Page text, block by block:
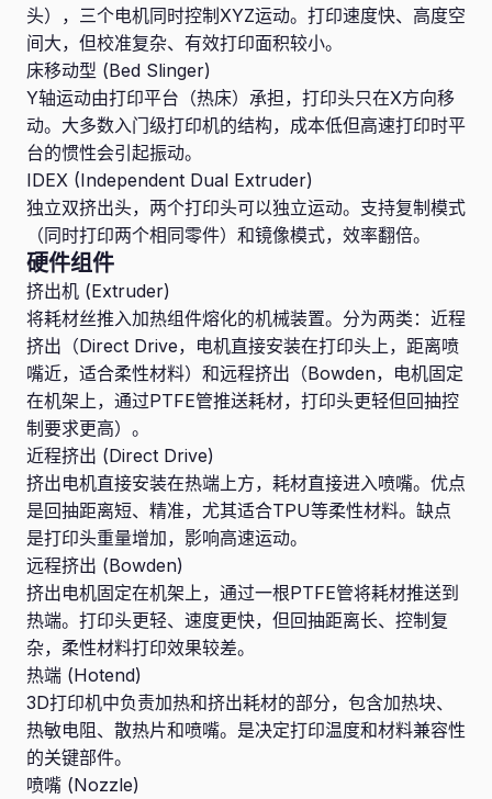
头），三个电机同时控制XYZ运动。打印速度快、高度空
间大，但校准复杂、有效打印面积较小。
床移动型 (Bed Slinger)
Y轴运动由打印平台（热床）承担，打印头只在X方向移
动。大多数入门级打印机的结构，成本低但高速打印时平
台的惯性会引起振动。
IDEX (Independent Dual Extruder)
独立双挤出头，两个打印头可以独立运动。支持复制模式
（同时打印两个相同零件）和镜像模式，效率翻倍。
硬件组件
挤出机 (Extruder)
将耗材丝推入加热组件熔化的机械装置。分为两类：近程
挤出（Direct Drive，电机直接安装在打印头上，距离喷
嘴近，适合柔性材料）和远程挤出（Bowden，电机固定
在机架上，通过PTFE管推送耗材，打印头更轻但回抽控
制要求更高）。
近程挤出 (Direct Drive)
挤出电机直接安装在热端上方，耗材直接进入喷嘴。优点
是回抽距离短、精准，尤其适合TPU等柔性材料。缺点
是打印头重量增加，影响高速运动。
远程挤出 (Bowden)
挤出电机固定在机架上，通过一根PTFE管将耗材推送到
热端。打印头更轻、速度更快，但回抽距离长、控制复
杂，柔性材料打印效果较差。
热端 (Hotend)
3D打印机中负责加热和挤出耗材的部分，包含加热块、
热敏电阻、散热片和喷嘴。是决定打印温度和材料兼容性
的关键部件。
喷嘴 (Nozzle)